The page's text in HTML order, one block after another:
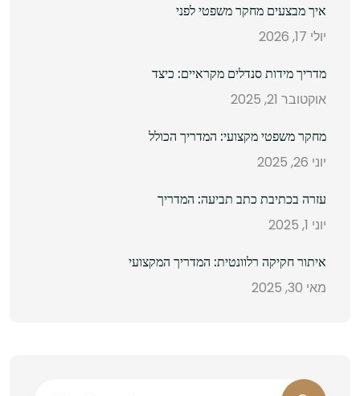
איך מבצעים מחקר משפטי לפני
יולי 17, 2026
מדריך מידות סנדלים מקראיים: כיצד
אוקטובר 21, 2025
מחקר משפטי מקצועי: המדריך הכולל
יוני 26, 2025
עזרה בכתיבת כתב תביעה: המדריך
יוני 1, 2025
איתור חקיקה רלוונטית: המדריך המקצועי
מאי 30, 2025